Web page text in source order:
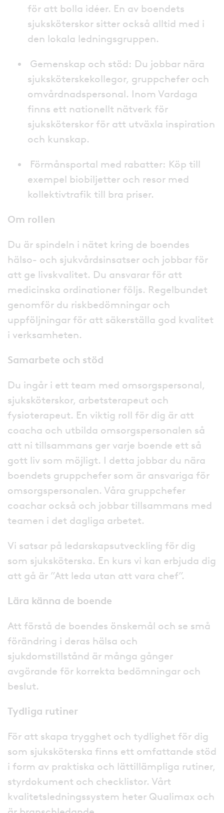
för att bolla idéer. En av boendets
sjuksköterskor sitter också alltid med i
den lokala ledningsgruppen.
Gemenskap och stöd: Du jobbar nära
sjuksköterskekollegor, gruppchefer och
omvårdnadspersonal. Inom Vardaga
finns ett nationellt nätverk för
sjuksköterskor för att utväxla inspiration
och kunskap.
Förmånsportal med rabatter: Köp till
exempel biobiljetter och resor med
kollektivtrafik till bra priser.
Om rollen
Du är spindeln i nätet kring de boendes
hälso- och sjukvårdsinsatser och jobbar för
att ge livskvalitet. Du ansvarar för att
medicinska ordinationer följs. Regelbundet
genomför du riskbedömningar och
uppföljningar för att säkerställa god kvalitet
i verksamheten.
Samarbete och stöd
Du ingår i ett team med omsorgspersonal,
sjuksköterskor, arbetsterapeut och
fysioterapeut. En viktig roll för dig är att
coacha och utbilda omsorgspersonalen så
att ni tillsammans ger varje boende ett så
gott liv som möjligt. I detta jobbar du nära
boendets gruppchefer som är ansvariga för
omsorgspersonalen. Våra gruppchefer
coachar också och jobbar tillsammans med
teamen i det dagliga arbetet.
Vi satsar på ledarskapsutveckling för dig
som sjuksköterska. En kurs vi kan erbjuda dig
att gå är ”Att leda utan att vara chef”.
Lära känna de boende
Att förstå de boendes önskemål och se små
förändring i deras hälsa och
sjukdomstillstånd är många gånger
avgörande för korrekta bedömningar och
beslut.
Tydliga rutiner
För att skapa trygghet och tydlighet för dig
som sjuksköterska finns ett omfattande stöd
i form av praktiska och lättillämpliga rutiner,
styrdokument och checklistor. Vårt
kvalitetsledningssystem heter Qualimax och